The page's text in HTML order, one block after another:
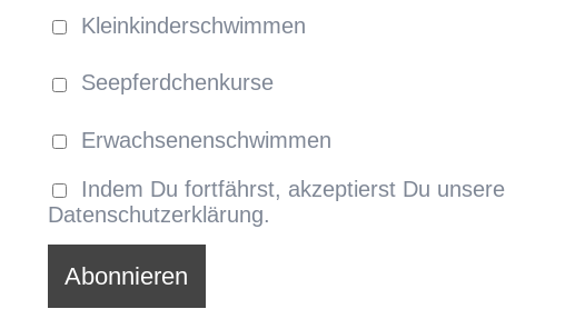
Kleinkinderschwimmen
Seepferdchenkurse
Erwachsenenschwimmen
Indem Du fortfährst, akzeptierst Du unsere
Datenschutzerklärung.